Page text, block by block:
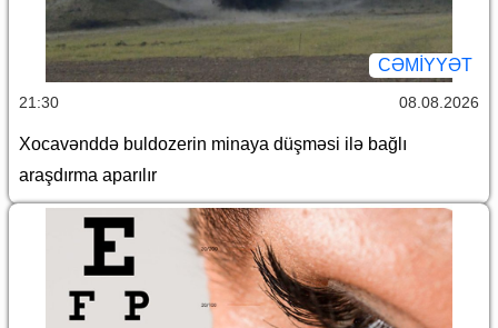
CƏMİYYƏT
21:30 08.08.2026
Xocavənddə buldozerin minaya düşməsi ilə bağlı
araşdırma aparılır